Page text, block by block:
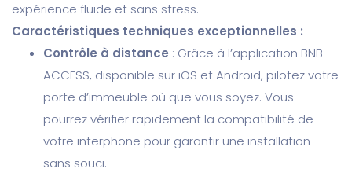
expérience fluide et sans stress.
Caractéristiques techniques exceptionnelles :
Contrôle à distance : Grâce à l’application BNB
ACCESS, disponible sur iOS et Android, pilotez votre
porte d’immeuble où que vous soyez. Vous
pourrez vérifier rapidement la compatibilité de
votre interphone pour garantir une installation
sans souci.